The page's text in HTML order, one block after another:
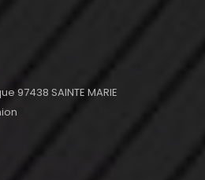
97438 SAINTE MARIE